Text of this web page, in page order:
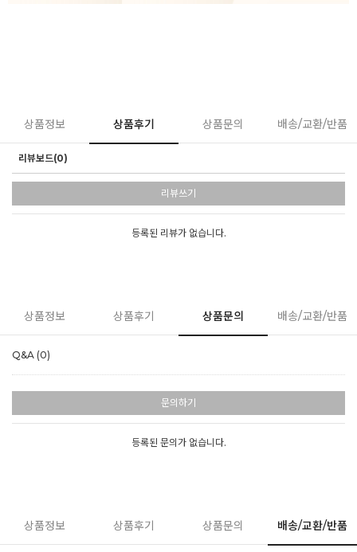
상품정보 상품후기 상품문의 배송/교환/반품
리뷰보드(0)
리뷰쓰기
등록된 리뷰가 없습니다.
상품정보 상품후기 상품문의 배송/교환/반품
Q&A (0)
문의하기
등록된 문의가 없습니다.
상품정보 상품후기 상품문의 배송/교환/반품